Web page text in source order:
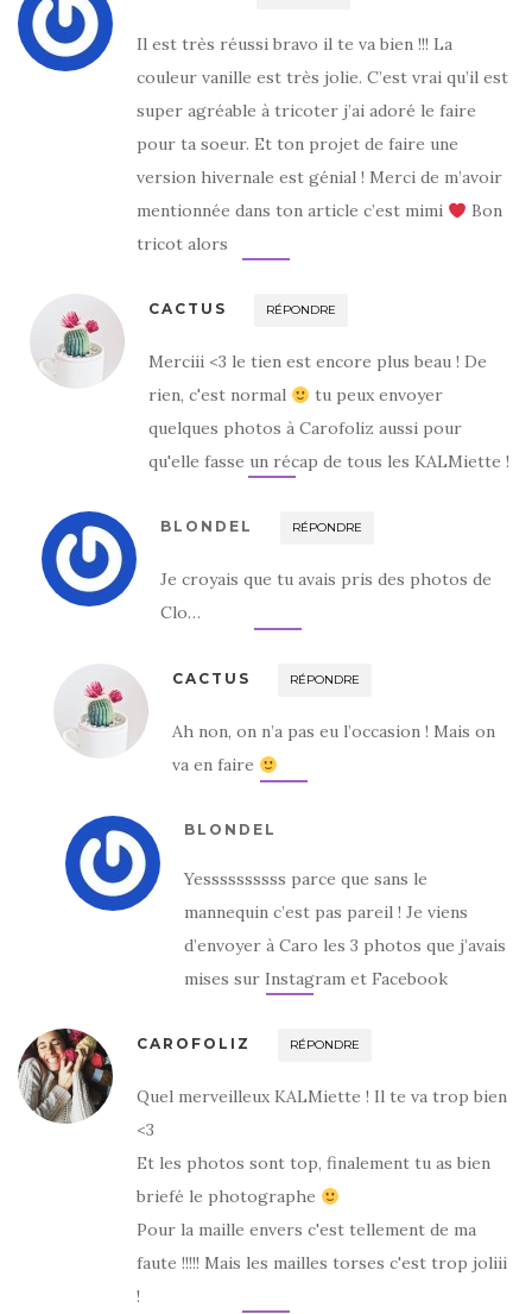
Il est très réussi bravo il te va bien !!! La
couleur vanille est très jolie. C’est vrai qu’il est
super agréable à tricoter j’ai adoré le faire
pour ta soeur. Et ton projet de faire une
version hivernale est génial ! Merci de m’avoir
mentionnée dans ton article c’est mimi
Bon
tricot alors
CACTUS RÉPONDRE
Merciii <3 le tien est encore plus beau ! De
rien, c'est normal
tu peux envoyer
quelques photos à Carofoliz aussi pour
qu'elle fasse un récap de tous les KALMiette !
BLONDEL RÉPONDRE
Je croyais que tu avais pris des photos de
Clo…
CACTUS RÉPONDRE
Ah non, on n’a pas eu l’occasion ! Mais on
va en faire
BLONDEL
Yessssssssss parce que sans le
mannequin c’est pas pareil ! Je viens
d’envoyer à Caro les 3 photos que j’avais
mises sur Instagram et Facebook
CAROFOLIZ RÉPONDRE
Quel merveilleux KALMiette ! Il te va trop bien
<3
Et les photos sont top, finalement tu as bien
briefé le photographe
Pour la maille envers c'est tellement de ma
faute !!!!! Mais les mailles torses c'est trop joliii
!